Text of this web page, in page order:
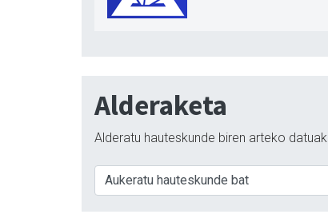
Alderaketa
Alderatu hauteskunde biren arteko datuak